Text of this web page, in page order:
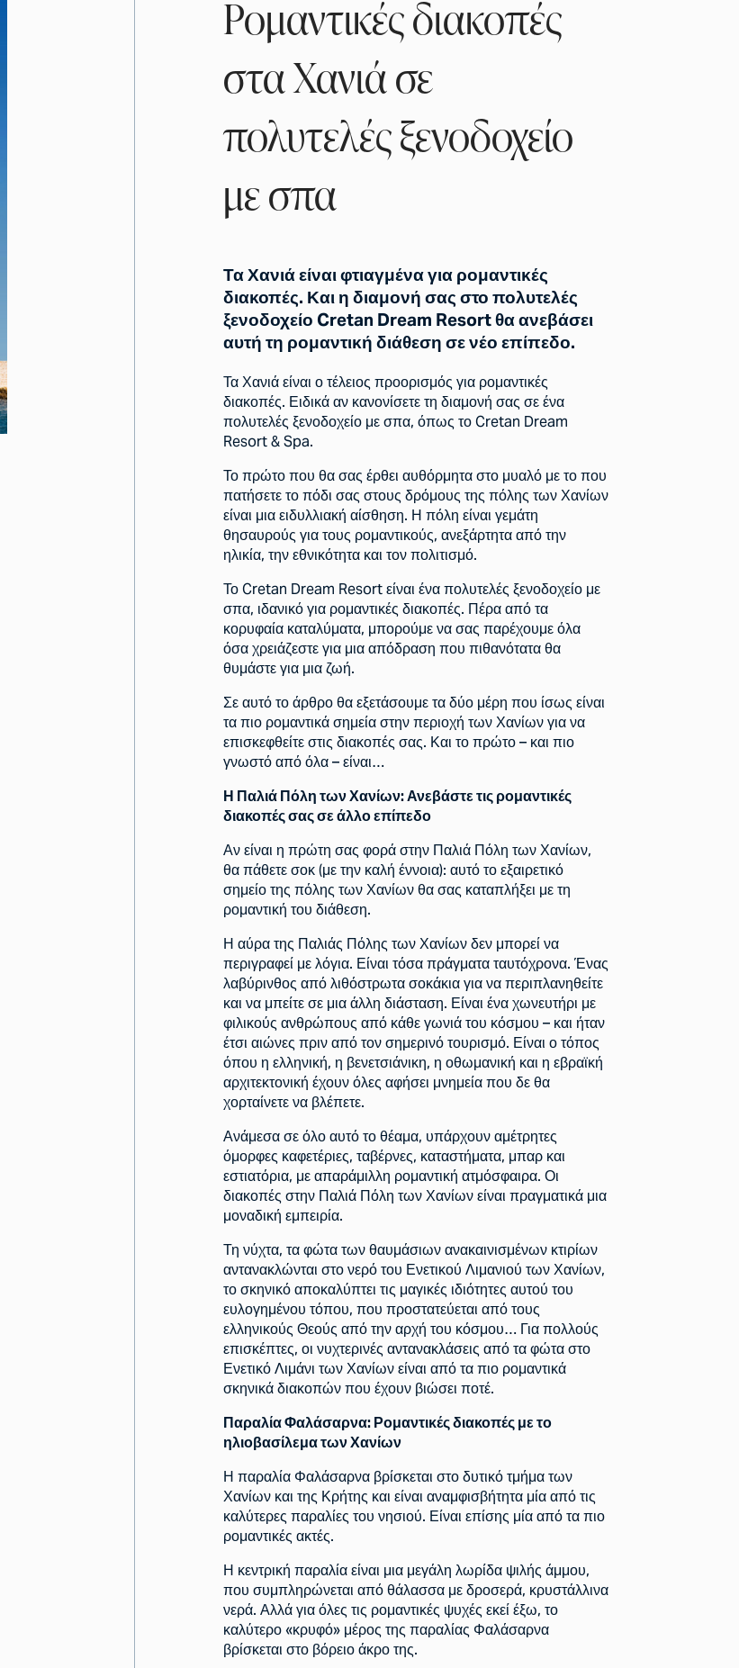
Ρομαντικές διακοπές
στα Χανιά σε
πολυτελές ξενοδοχείο
με σπα
Τα Χανιά είναι φτιαγμένα για ρομαντικές
διακοπές. Και η διαμονή σας στο πολυτελές
ξενοδοχείο Cretan Dream Resort θα ανεβάσει
αυτή τη ρομαντική διάθεση σε νέο επίπεδο.
Τα Χανιά είναι ο τέλειος προορισμός για ρομαντικές
διακοπές. Ειδικά αν κανονίσετε τη διαμονή σας σε ένα
πολυτελές ξενοδοχείο με σπα, όπως το Cretan Dream
Resort & Spa.
Το πρώτο που θα σας έρθει αυθόρμητα στο μυαλό με το που
πατήσετε το πόδι σας στους δρόμους της πόλης των Χανίων
είναι μια ειδυλλιακή αίσθηση. Η πόλη είναι γεμάτη
θησαυρούς για τους ρομαντικούς, ανεξάρτητα από την
ηλικία, την εθνικότητα και τον πολιτισμό.
Το Cretan Dream Resort είναι ένα πολυτελές ξενοδοχείο με
σπα, ιδανικό για ρομαντικές διακοπές. Πέρα από τα
κορυφαία καταλύματα, μπορούμε να σας παρέχουμε όλα
όσα χρειάζεστε για μια απόδραση που πιθανότατα θα
θυμάστε για μια ζωή.
Σε αυτό το άρθρο θα εξετάσουμε τα δύο μέρη που ίσως είναι
τα πιο ρομαντικά σημεία στην περιοχή των Χανίων για να
επισκεφθείτε στις διακοπές σας. Και το πρώτο – και πιο
γνωστό από όλα – είναι…
Η Παλιά Πόλη των Χανίων: Ανεβάστε τις ρομαντικές
διακοπές σας σε άλλο επίπεδο
Αν είναι η πρώτη σας φορά στην Παλιά Πόλη των Χανίων,
θα πάθετε σοκ (με την καλή έννοια): αυτό το εξαιρετικό
σημείο της πόλης των Χανίων θα σας καταπλήξει με τη
ρομαντική του διάθεση.
Η αύρα της Παλιάς Πόλης των Χανίων δεν μπορεί να
περιγραφεί με λόγια. Είναι τόσα πράγματα ταυτόχρονα. Ένας
λαβύρινθος από λιθόστρωτα σοκάκια για να περιπλανηθείτε
και να μπείτε σε μια άλλη διάσταση. Είναι ένα χωνευτήρι με
φιλικούς ανθρώπους από κάθε γωνιά του κόσμου – και ήταν
έτσι αιώνες πριν από τον σημερινό τουρισμό. Είναι ο τόπος
όπου η ελληνική, η βενετσιάνικη, η οθωμανική και η εβραϊκή
αρχιτεκτονική έχουν όλες αφήσει μνημεία που δε θα
χορταίνετε να βλέπετε.
Ανάμεσα σε όλο αυτό το θέαμα, υπάρχουν αμέτρητες
όμορφες καφετέριες, ταβέρνες, καταστήματα, μπαρ και
εστιατόρια, με απαράμιλλη ρομαντική ατμόσφαιρα. Οι
διακοπές στην Παλιά Πόλη των Χανίων είναι πραγματικά μια
μοναδική εμπειρία.
Τη νύχτα, τα φώτα των θαυμάσιων ανακαινισμένων κτιρίων
αντανακλώνται στο νερό του Ενετικού Λιμανιού των Χανίων,
το σκηνικό αποκαλύπτει τις μαγικές ιδιότητες αυτού του
ευλογημένου τόπου, που προστατεύεται από τους
ελληνικούς Θεούς από την αρχή του κόσμου… Για πολλούς
επισκέπτες, οι νυχτερινές αντανακλάσεις από τα φώτα στο
Ενετικό Λιμάνι των Χανίων είναι από τα πιο ρομαντικά
σκηνικά διακοπών που έχουν βιώσει ποτέ.
Παραλία Φαλάσαρνα: Ρομαντικές διακοπές με το
ηλιοβασίλεμα των Χανίων
Η παραλία Φαλάσαρνα βρίσκεται στο δυτικό τμήμα των
Χανίων και της Κρήτης και είναι αναμφισβήτητα μία από τις
καλύτερες παραλίες του νησιού. Είναι επίσης μία από τα πιο
ρομαντικές ακτές.
Η κεντρική παραλία είναι μια μεγάλη λωρίδα ψιλής άμμου,
που συμπληρώνεται από θάλασσα με δροσερά, κρυστάλλινα
νερά. Αλλά για όλες τις ρομαντικές ψυχές εκεί έξω, το
καλύτερο «κρυφό» μέρος της παραλίας Φαλάσαρνα
βρίσκεται στο βόρειο άκρο της.